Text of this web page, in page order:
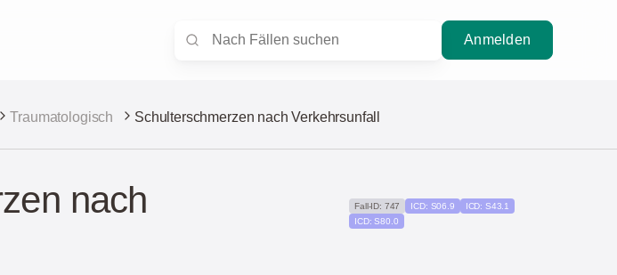
Anmelden
Traumatologisch Schulterschmerzen nach Verkehrsunfall
nach
Fall-ID: 747 ICD: S06.9
ICD: S43.1
ICD: S80.0